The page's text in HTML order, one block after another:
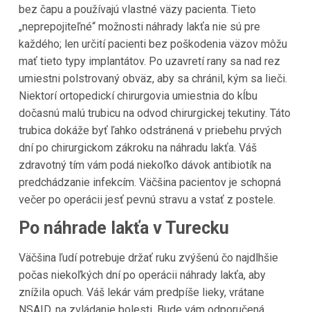
bez čapu a používajú vlastné väzy pacienta. Tieto
„neprepojiteľné“ možnosti náhrady lakťa nie sú pre
každého; len určití pacienti bez poškodenia väzov môžu
mať tieto typy implantátov. Po uzavretí rany sa nad rez
umiestni polstrovaný obväz, aby sa chránil, kým sa lieči.
Niektorí ortopedickí chirurgovia umiestnia do kĺbu
dočasnú malú trubicu na odvod chirurgickej tekutiny. Táto
trubica dokáže byť ľahko odstránená v priebehu prvých
dní po chirurgickom zákroku na náhradu lakťa. Váš
zdravotný tím vám podá niekoľko dávok antibiotík na
predchádzanie infekcím. Väčšina pacientov je schopná
večer po operácii jesť pevnú stravu a vstať z postele.
Po náhrade lakťa v Turecku
Väčšina ľudí potrebuje držať ruku zvýšenú čo najdlhšie
počas niekoľkých dní po operácii náhrady lakťa, aby
znížila opuch. Váš lekár vám predpíše lieky, vrátane